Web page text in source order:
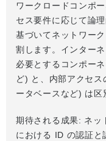
ワークロードコンポ
セス要件に応じて論
基づいてネットワー
割します。インター
必要とするコンポー
ど) と、内部アクセ
ータベースなど) は区
期待される成果: ネッ
における ID の認証と